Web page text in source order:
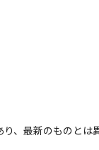
、最新のものとは